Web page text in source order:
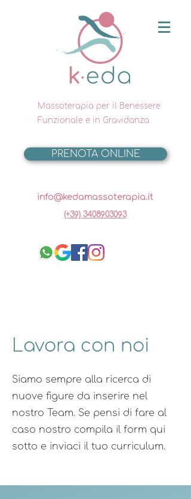
Massoterapia per il Benessere
Funzionale e in Gravidanza
PRENOTA ONLINE
info@kedamassoterapia.it
(+39) 3408903093
Lavora con noi
Siamo sempre alla ricerca di
nuove figure da inserire nel
nostro Team. Se pensi di fare al
caso nostro compila il form qui
sotto e inviaci il tuo curriculum.